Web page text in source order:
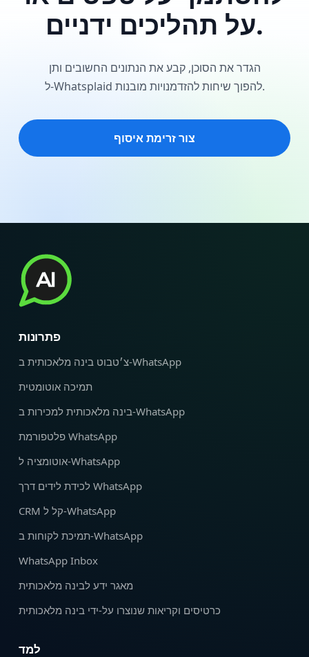
על תהליכים ידניים.
הגדר את הסוכן, קבע את הנתונים החשובים ותן
ל‑Whatsplaid להפוך שיחות להזדמנויות מובנות.
צור זרימת איסוף
פתרונות
צ׳טבוט בינה מלאכותית ב‑WhatsApp
תמיכה אוטומטית
בינה מלאכותית למכירות ב‑WhatsApp
פלטפורמת WhatsApp
אוטומציה ל‑WhatsApp
לכידת לידים דרך WhatsApp
CRM קל ל‑WhatsApp
תמיכת לקוחות ב‑WhatsApp
WhatsApp Inbox
מאגר ידע לבינה מלאכותית
כרטיסים וקריאות שנוצרו על‑ידי בינה מלאכותית
למד